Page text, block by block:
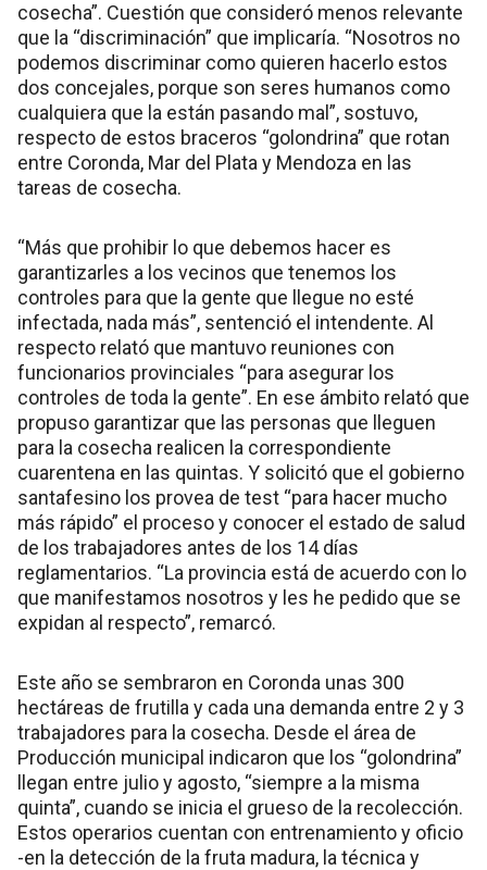
cosecha”. Cuestión que consideró menos relevante
que la “discriminación” que implicaría. “Nosotros no
podemos discriminar como quieren hacerlo estos
dos concejales, porque son seres humanos como
cualquiera que la están pasando mal”, sostuvo,
respecto de estos braceros “golondrina” que rotan
entre Coronda, Mar del Plata y Mendoza en las
tareas de cosecha.
“Más que prohibir lo que debemos hacer es
garantizarles a los vecinos que tenemos los
controles para que la gente que llegue no esté
infectada, nada más”, sentenció el intendente. Al
respecto relató que mantuvo reuniones con
funcionarios provinciales “para asegurar los
controles de toda la gente”. En ese ámbito relató que
propuso garantizar que las personas que lleguen
para la cosecha realicen la correspondiente
cuarentena en las quintas. Y solicitó que el gobierno
santafesino los provea de test “para hacer mucho
más rápido” el proceso y conocer el estado de salud
de los trabajadores antes de los 14 días
reglamentarios. “La provincia está de acuerdo con lo
que manifestamos nosotros y les he pedido que se
expidan al respecto”, remarcó.
Este año se sembraron en Coronda unas 300
hectáreas de frutilla y cada una demanda entre 2 y 3
trabajadores para la cosecha. Desde el área de
Producción municipal indicaron que los “golondrina”
llegan entre julio y agosto, “siempre a la misma
quinta”, cuando se inicia el grueso de la recolección.
Estos operarios cuentan con entrenamiento y oficio
-en la detección de la fruta madura, la técnica y